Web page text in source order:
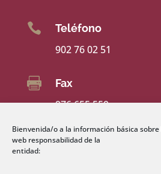
Bienvenida/o a la información básica
web responsabilidad de la
entidad:
 Teléfono
902 76 02 51
 Fax
976 655 559
 Email